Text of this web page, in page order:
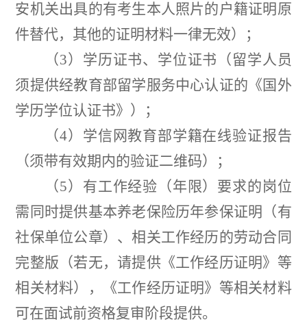
安机关出具的有考生本人照片的户籍证明原
件替代，其他的证明材料一律无效）；
（3）学历证书、学位证书（留学人员
须提供经教育部留学服务中心认证的《国外
学历学位认证书》）；
（4）学信网教育部学籍在线验证报告
（须带有效期内的验证二维码）；
（5）有工作经验（年限）要求的岗位
需同时提供基本养老保险历年参保证明（有
社保单位公章）、相关工作经历的劳动合同
完整版（若无，请提供《工作经历证明》等
相关材料），《工作经历证明》等相关材料
可在面试前资格复审阶段提供。